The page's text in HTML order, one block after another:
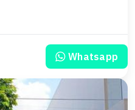
Whatsapp